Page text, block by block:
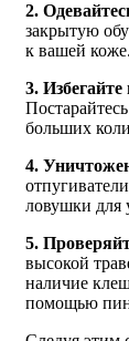
2.
закрытую
к вашей коже.
3.
больших
4.
ловушки для
5.
высокой
наличие
помощью